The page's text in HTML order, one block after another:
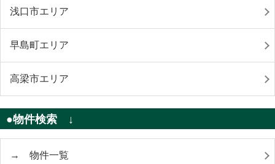
浅口市エリア
早島町エリア
高梁市エリア
●物件検索 ↓
→ 物件一覧